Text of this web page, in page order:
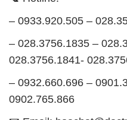
0902.765.866
📧 Email:
TRƯỜNG PHÁT